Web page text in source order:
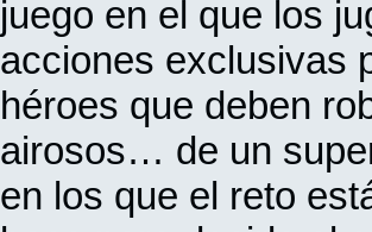
juego en el que los
acciones exclusivas
héroes que deben
airosos… de un
en los que el reto